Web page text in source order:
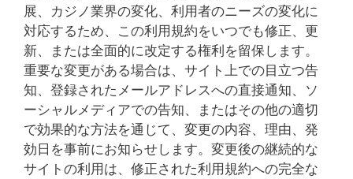
展、カジノ業界の変化、利用者のニーズの変化に
対応するため、この利用規約をいつでも修正、更
新、または全面的に改定する権利を留保します。
重要な変更がある場合は、サイト上での目立つ告
知、登録されたメールアドレスへの直接通知、ソ
ーシャルメディアでの告知、またはその他の適切
で効果的な方法を通じて、変更の内容、理由、発
効日を事前にお知らせします。変更後の継続的な
サイトの利用は、修正された利用規約への完全な